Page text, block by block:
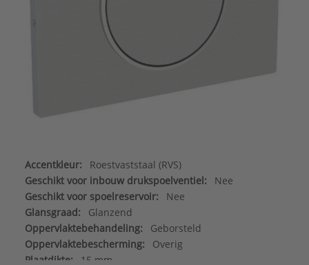
Accentkleur:
Roestvaststaal (RVS)
Geschikt voor inbouw drukspoelventiel:
Nee
Geschikt voor spoelreservoir:
Nee
Glansgraad:
Glanzend
Oppervlaktebehandeling:
Geborsteld
Oppervlaktebescherming:
Overig
Plaatdikte:
15 mm